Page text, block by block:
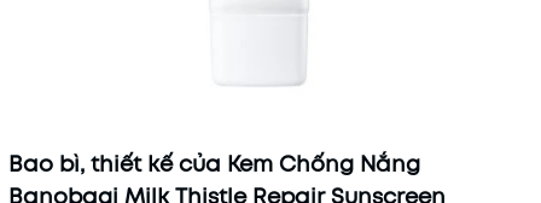
Bao bì, thiết kế của Kem Chống Nắng